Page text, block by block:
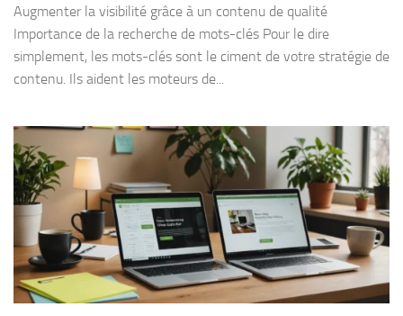
Augmenter la visibilité grâce à un contenu de qualité
Importance de la recherche de mots-clés Pour le dire
simplement, les mots-clés sont le ciment de votre stratégie de
contenu. Ils aident les moteurs de...